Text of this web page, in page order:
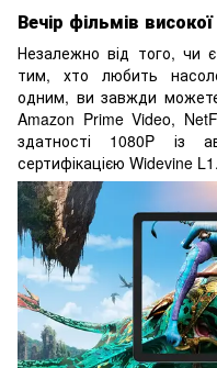
Вечір фільмів високої
Незалежно від того, чи
тим, хто любить
одним, ви завжди можете
Amazon Prime Video,
здатності 1080P із
сертифікацією Widevine L1.